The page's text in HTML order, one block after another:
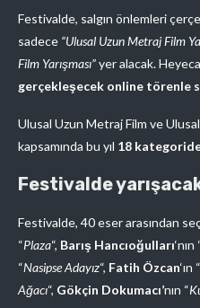
Festivalde, salgın önlemleri
sadece “Ulusal Uzun Metraj Film
Film Yarışması”yer alacak.
gerçekleşecek online törenle
Ulusal Uzun Metraj Film ve Ulusal
kapsamında bu yıl 18
Festivalde
Festivalde, 40 eser arasından
“Plaza“, Barış Hancıoğulları‘nın
“Nasipse Adayız“, Fatih Özcan‘ın “
Ağacı“, Gökçin Dokumacı’nın “